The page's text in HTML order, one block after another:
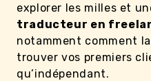
explorer les milles et
traducteur en
notamment comment
trouver vos premiers
qu’indépendant.